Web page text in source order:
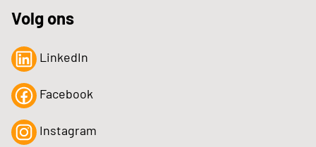
Volg ons
LinkedIn
Facebook
Instagram